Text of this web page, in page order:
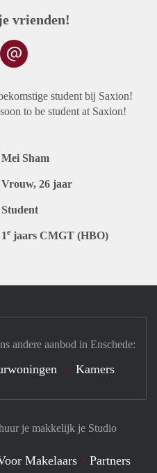
vrienden!
student bij Saxion!
to be student at Saxion!
Mei Sham
Vrouw, 26 jaar
Student
1e jaars CMGT (HBO)
je makkelijk je Studio
Makelaars Partners
andere aanbod in Enschede:
Kamers